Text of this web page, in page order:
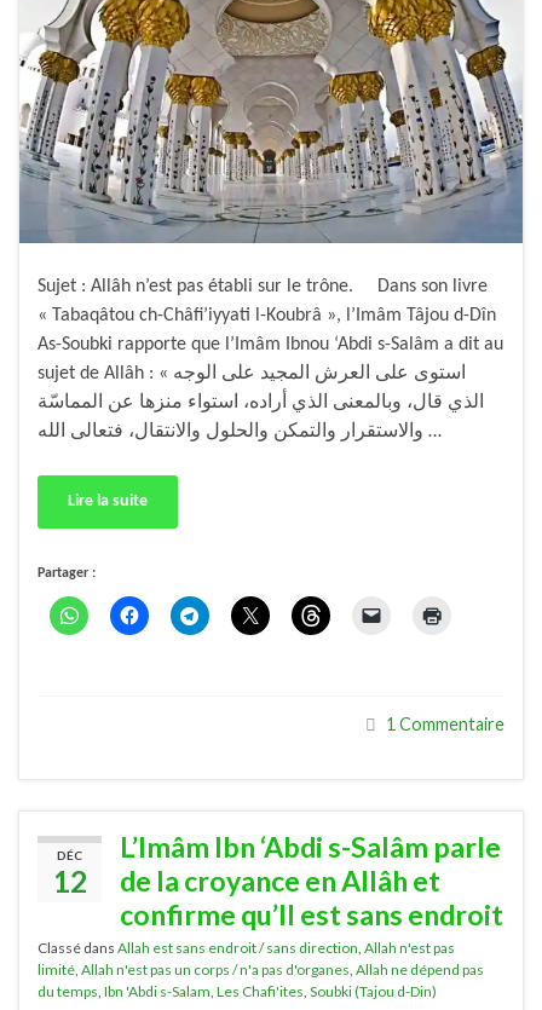
Sujet : Allâh n’est pas établi sur le trône. Dans son livre
« Tabaqâtou ch-Châfi’iyyati l-Koubrâ », l’Imâm Tâjou d-Dîn
As-Soubki rapporte que l’Imâm Ibnou ‘Abdi s-Salâm a dit au
sujet de Allâh : « استوى على العرش المجيد على الوجه
الذي قال، وبالمعنى الذي أراده، استواء منزها عن المماسّة
والاستقرار والتمكن والحلول والانتقال، فتعالى الله …
Lire la suite
Partager :
1 Commentaire
DÉC
12
L’Imâm Ibn ‘Abdi s-Salâm parle
de la croyance en Allâh et
confirme qu’Il est sans endroit
Classé dans Allah est sans endroit / sans direction Allah n'est pas
limité Allah n'est pas un corps / n'a pas d'organes Allah ne dépend pas
du temps Ibn 'Abdi s-Salam Les Chafi'ites Soubki (Tajou d-Din)